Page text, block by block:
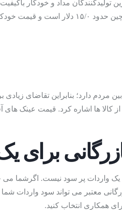
)
(Pen And Pencil
)
تولیدکنندگان مداد و خودکار
۳/۰دلار است.
مردم دارد؛ بنابراین تقاضای
برای
واردات پر سود نیست. اگرشما می
معتبر می تواند سود واردات
همکاری انتخاب کنید.